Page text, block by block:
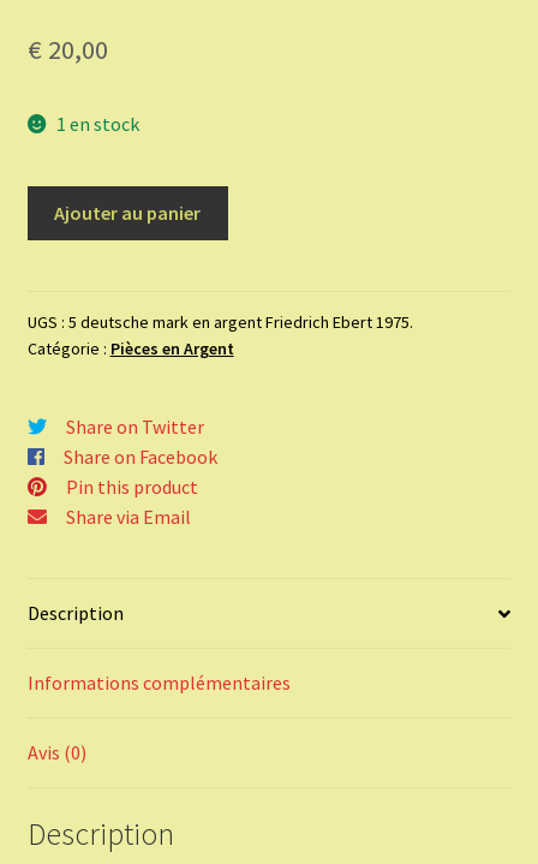
€ 20,00
1 en stock
mark
en
Ebert
1975.
Ajouter au panier
UGS : 5 deutsche mark en argent Friedrich Ebert 1975.
Catégorie : Pièces en Argent
Share on Twitter
Share on Facebook
Pin this product
Share via Email
Description
Informations complémentaires
Avis (0)
Description